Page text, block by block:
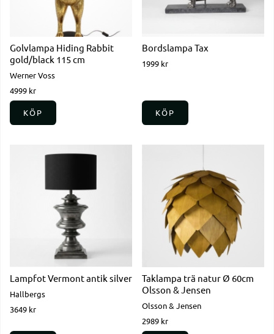
Golvlampa Hiding Rabbit
gold/black 115 cm
Werner Voss
4999 kr
KÖP
Bordslampa Tax
1999 kr
KÖP
Lampfot Vermont antik silver
Hallbergs
3649 kr
Taklampa trä natur Ø 60cm
Olsson & Jensen
Olsson & Jensen
2989 kr